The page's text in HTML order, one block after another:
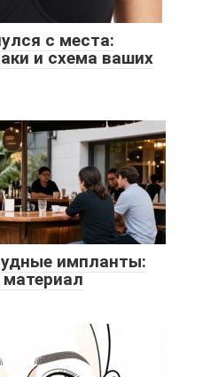
с места:
и схема ваших
импланты: